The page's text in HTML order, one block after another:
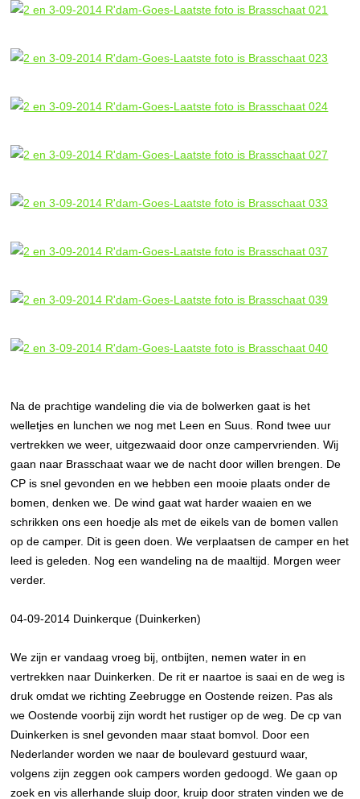
Na de prachtige wandeling die via de bolwerken gaat is het
welletjes en lunchen we nog met Leen en Suus. Rond twee uur
vertrekken we weer, uitgezwaaid door onze campervrienden. Wij
gaan naar Brasschaat waar we de nacht door willen brengen. De
CP is snel gevonden en we hebben een mooie plaats onder de
bomen, denken we. De wind gaat wat harder waaien en we
schrikken ons een hoedje als met de eikels van de bomen vallen
op de camper. Dit is geen doen. We verplaatsen de camper en het
leed is geleden. Nog een wandeling na de maaltijd. Morgen weer
verder.
04-09-2014 Duinkerque (Duinkerken)
We zijn er vandaag vroeg bij, ontbijten, nemen water in en
vertrekken naar Duinkerken. De rit er naartoe is saai en de weg is
druk omdat we richting Zeebrugge en Oostende reizen. Pas als
we Oostende voorbij zijn wordt het rustiger op de weg. De cp van
Duinkerken is snel gevonden maar staat bomvol. Door een
Nederlander worden we naar de boulevard gestuurd waar,
volgens zijn zeggen ook campers worden gedoogd. We gaan op
zoek en vis allerhande sluip door, kruip door straten vinden we de